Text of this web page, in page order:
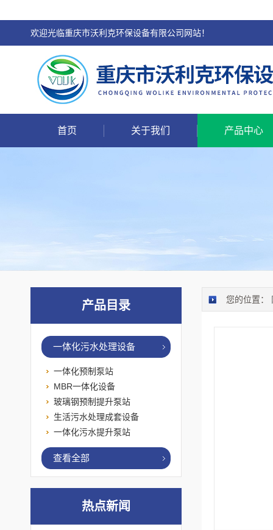
欢迎光临重庆市沃利克环保设备有限公司网站！
首页 关于我们 产品中心
您的位置：
产品目录
一体化污水处理设备
一体化预制泵站
MBR一体化设备
玻璃钢预制提升泵站
生活污水处理成套设备
一体化污水提升泵站
查看全部
热点新闻